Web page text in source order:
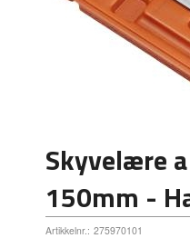
Skyvelære
150mm -
Artikkelnr.: 275970101